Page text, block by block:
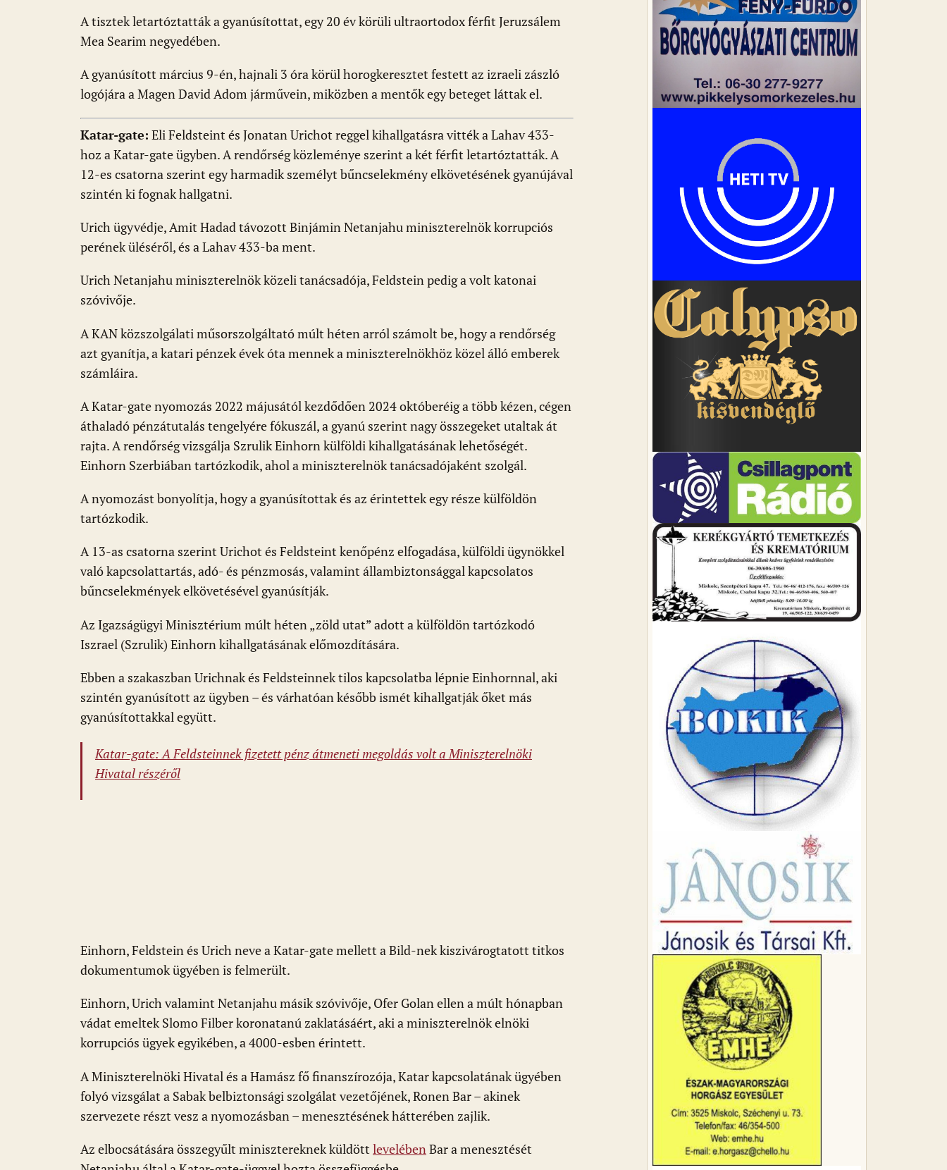
A tisztek letartóztatták a gyanúsítottat, egy 20 év körüli ultraortodox férfit Jeruzsálem
Mea Searim negyedében.
A gyanúsított március 9-én, hajnali 3 óra körül horogkeresztet festett az izraeli zászló
logójára a Magen David Adom járművein, miközben a mentők egy beteget láttak el.
Katar-gate: Eli Feldsteint és Jonatan Urichot reggel kihallgatásra vitték a Lahav 433-
hoz a Katar-gate ügyben. A rendőrség közleménye szerint a két férfit letartóztatták. A
12-es csatorna szerint egy harmadik személyt bűncselekmény elkövetésének gyanújával
szintén ki fognak hallgatni.
Urich ügyvédje, Amit Hadad távozott Binjámin Netanjahu miniszterelnök korrupciós
perének üléséről, és a Lahav 433-ba ment.
Urich Netanjahu miniszterelnök közeli tanácsadója, Feldstein pedig a volt katonai
szóvivője.
A KAN közszolgálati műsorszolgáltató múlt héten arról számolt be, hogy a rendőrség
azt gyanítja, a katari pénzek évek óta mennek a miniszterelnökhöz közel álló emberek
számláira.
A Katar-gate nyomozás 2022 májusától kezdődően 2024 októberéig a több kézen, cégen
áthaladó pénzátutalás tengelyére fókuszál, a gyanú szerint nagy összegeket utaltak át
rajta. A rendőrség vizsgálja Szrulik Einhorn külföldi kihallgatásának lehetőségét.
Einhorn Szerbiában tartózkodik, ahol a miniszterelnök tanácsadójaként szolgál.
A nyomozást bonyolítja, hogy a gyanúsítottak és az érintettek egy része külföldön
tartózkodik.
A 13-as csatorna szerint Urichot és Feldsteint kenőpénz elfogadása, külföldi ügynökkel
való kapcsolattartás, adó- és pénzmosás, valamint állambiztonsággal kapcsolatos
bűncselekmények elkövetésével gyanúsítják.
Az Igazságügyi Minisztérium múlt héten „zöld utat” adott a külföldön tartózkodó
Iszrael (Szrulik) Einhorn kihallgatásának előmozdítására.
Ebben a szakaszban Urichnak és Feldsteinnek tilos kapcsolatba lépnie Einhornnal, aki
szintén gyanúsított az ügyben – és várhatóan később ismét kihallgatják őket más
gyanúsítottakkal együtt.
Katar-gate: A Feldsteinnek fizetett pénz átmeneti megoldás volt a Miniszterelnöki
Hivatal részéről
Einhorn, Feldstein és Urich neve a Katar-gate mellett a Bild-nek kiszivárogtatott titkos
dokumentumok ügyében is felmerült.
Einhorn, Urich valamint Netanjahu másik szóvivője, Ofer Golan ellen a múlt hónapban
vádat emeltek Slomo Filber koronatanú zaklatásáért, aki a miniszterelnök elnöki
korrupciós ügyek egyikében, a 4000-esben érintett.
A Miniszterelnöki Hivatal és a Hamász fő finanszírozója, Katar kapcsolatának ügyében
folyó vizsgálat a Sabak belbiztonsági szolgálat vezetőjének, Ronen Bar – akinek
szervezete részt vesz a nyomozásban – menesztésének hátterében zajlik.
Az elbocsátására összegyűlt minisztereknek küldött levelébenBar a menesztését